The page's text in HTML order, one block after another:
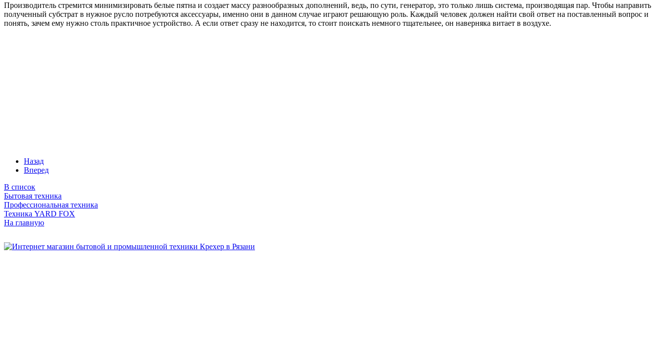
Производитель стремится минимизировать белые пятна и создает массу разнообразных дополнений, ведь, по сути, генератор, это только лишь система, производящая пар. Чтобы направить
полученный субстрат в нужное русло потребуются аксессуары, именно они в данном случае играют решающую роль. Каждый человек должен найти свой ответ на поставленный вопрос и
понять, зачем ему нужно столь практичное устройство. А если ответ сразу не находится, то стоит поискать немного тщательнее, он наверняка витает в воздухе.
Назад
Вперед
В список
Бытовая техника
Профессиональная техника
Техника YARD FOX
На главную